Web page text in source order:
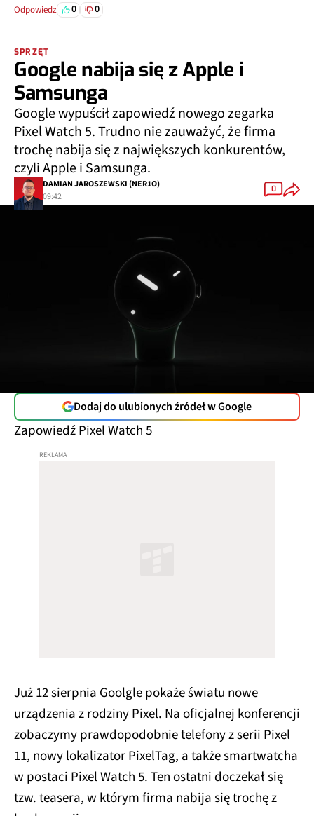
Odpowiedz 0 0
SPRZĘT
Google nabija się z Apple i
Samsunga
Google wypuścił zapowiedź nowego zegarka
Pixel Watch 5. Trudno nie zauważyć, że firma
trochę nabija się z największych konkurentów,
czyli Apple i Samsunga.
DAMIAN JAROSZEWSKI (NER1O)
09:42
0
Dodaj do ulubionych źródeł w Google
Zapowiedź Pixel Watch 5
Już 12 sierpnia Goolgle pokaże światu nowe
urządzenia z rodziny Pixel. Na oficjalnej konferencji
zobaczymy prawdopodobnie telefony z serii Pixel
11, nowy lokalizator PixelTag, a także smartwatcha
w postaci Pixel Watch 5. Ten ostatni doczekał się
tzw. teasera, w którym firma nabija się trochę z